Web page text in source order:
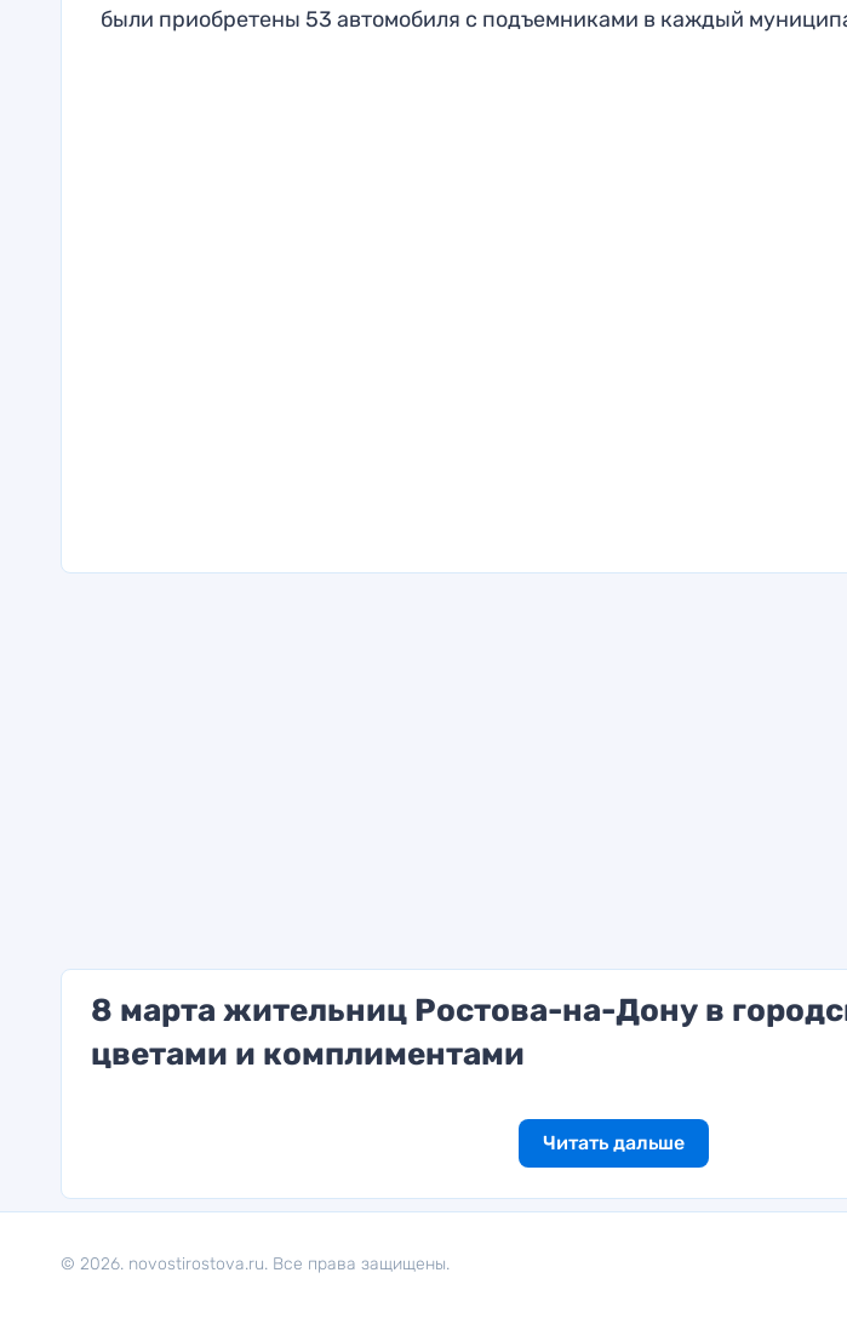
были приобретены 53 автомобиля с подъемниками в каждый
8 марта жительниц Ростова-на-Дону в
цветами и комплиментами
Читать дальше
© 2026. novostirostova.ru. Все права защищены.